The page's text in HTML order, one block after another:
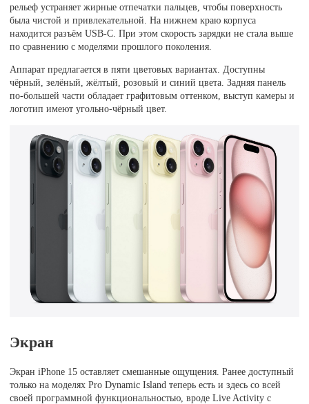
рельеф устраняет жирные отпечатки пальцев, чтобы поверхность
была чистой и привлекательной. На нижнем краю корпуса
находится разъём USB-C. При этом скорость зарядки не стала выше
по сравнению с моделями прошлого поколения.
Аппарат предлагается в пяти цветовых вариантах. Доступны
чёрный, зелёный, жёлтый, розовый и синий цвета. Задняя панель
по-большей части обладает графитовым оттенком, выступ камеры и
логотип имеют угольно-чёрный цвет.
Экран
Экран iPhone 15 оставляет смешанные ощущения. Ранее доступный
только на моделях Pro Dynamic Island теперь есть и здесь со всей
своей программной функциональностью, вроде Live Activity с